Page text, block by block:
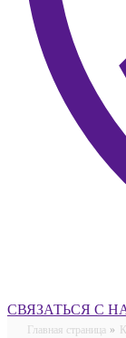
СВЯЗАТЬСЯ С
Главная страница »